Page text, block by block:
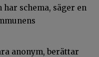
har schema, säger en
anonym, berättar